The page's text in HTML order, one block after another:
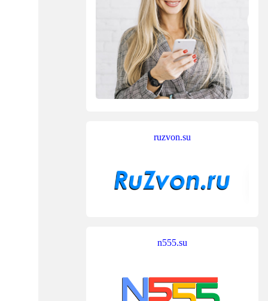
ruzvon.su
n555.su